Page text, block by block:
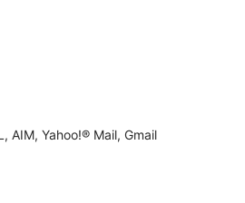
AIM, Yahoo!® Mail, Gmail